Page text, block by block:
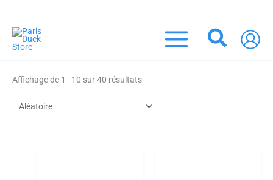
contenu
Affichage de 1–10 sur 40 résultats